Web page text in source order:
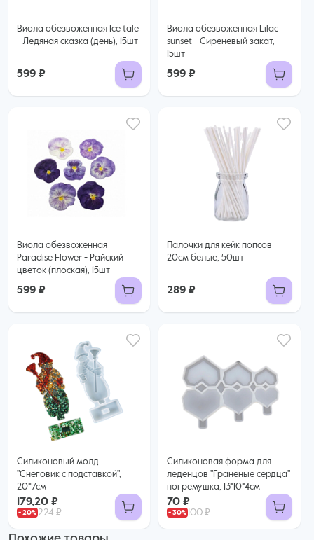
Виола обезвоженная Ice tale
- Ледяная сказка (день), 15шт
599 ₽
Виола обезвоженная Lilac
sunset - Сиреневый закат,
15шт
599 ₽
Виола обезвоженная
Paradise Flower - Райский
цветок (плоская), 15шт
599 ₽
Палочки для кейк попсов
20см белые, 50шт
289 ₽
Силиконовый молд
"Снеговик с подставкой",
20*7см
179,20 ₽
224 ₽
Силиконовая форма для
леденцов "Граненые сердца"
погремушка, 13*10*4см
70 ₽
100 ₽